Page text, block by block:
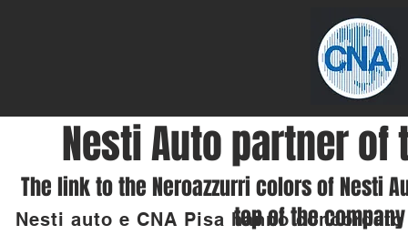
Nesti Auto partner of
The link to the Neroazzurri colors of Nesti
top of the
Nesti auto e CNA Pisa hanno